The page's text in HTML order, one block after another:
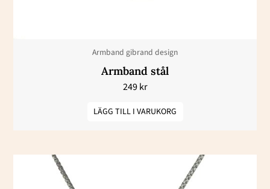
Armband gibrand design
Armband stål
249kr
LÄGG TILL I VARUKORG